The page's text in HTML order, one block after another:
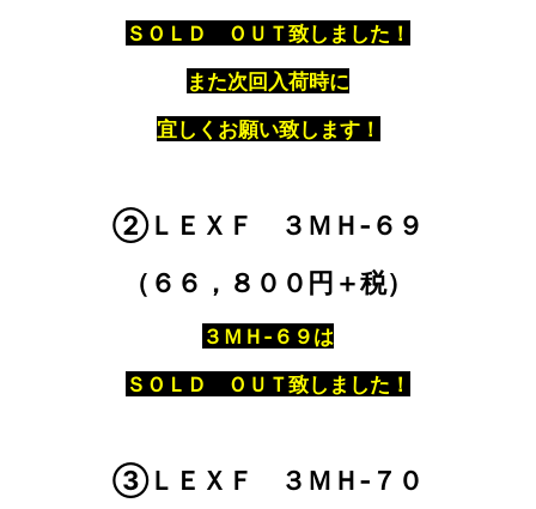
ＳＯＬＤ ＯＵＴ致しました！
また次回入荷時に
宜しくお願い致します！
②ＬＥＸＦ ３ＭＨ‐６９
（６６，８００円＋税）
３ＭＨ‐６９は
ＳＯＬＤ ＯＵＴ致しました！
③ＬＥＸＦ ３ＭＨ‐７０